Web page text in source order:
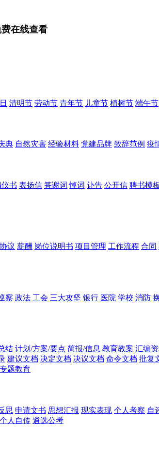
在线查看
清明节 劳动节 青年节 儿童节 植树节 端午节
典 自然灾害 经验材料 党建品牌 致辞范例 疫
书 表扬信 答谢词 悼词 讣告 公开信 聘书模板
协议 薪酬 岗位说明书 项目管理 工作流程 合同
察 政法 工会 三大攻坚 银行 医院 学校 消防
结 计划/方案/要点 简报/信息 教育教案 汇编
建议文档 决定文档 决议文档 命令文档 批复
专题教育
思 申请文书 思想汇报 现实表现 个人考察 自
个人自传 遴选公考